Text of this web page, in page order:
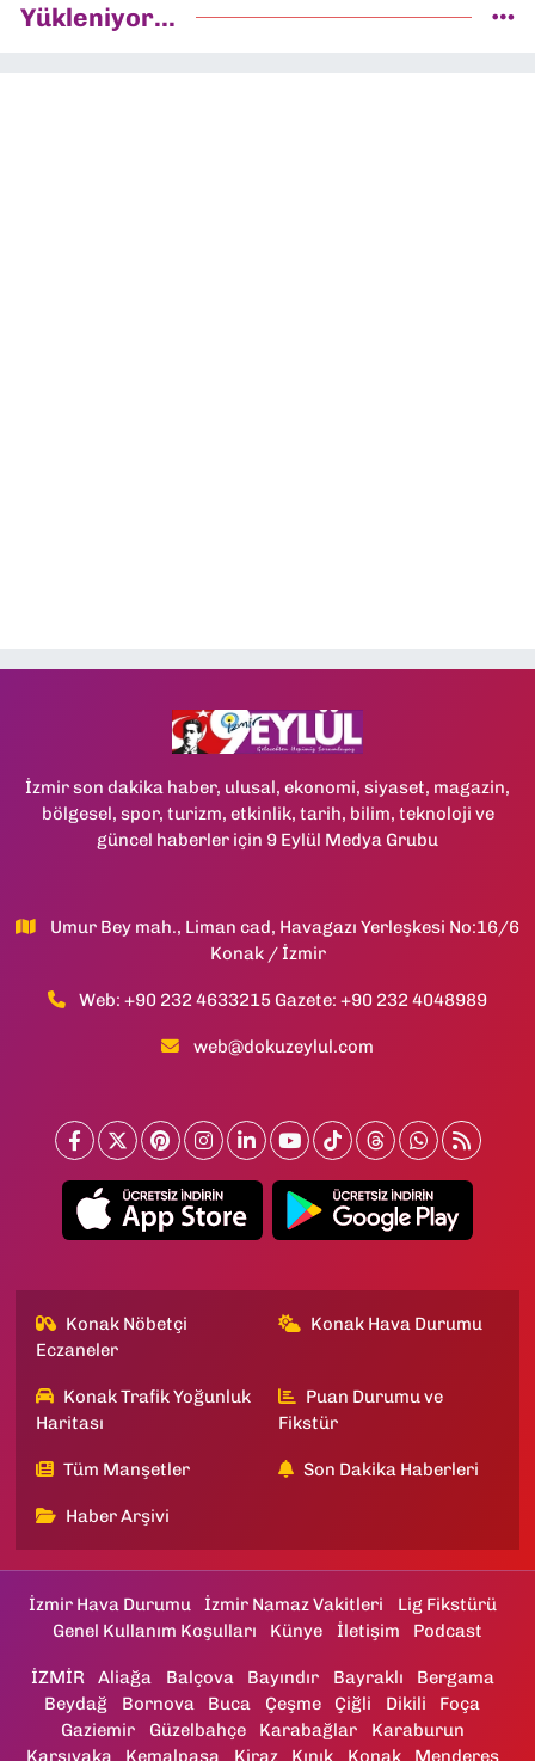
Yükleniyor...
İzmir son dakika haber, ulusal, ekonomi, siyaset, magazin,
bölgesel, spor, turizm, etkinlik, tarih, bilim, teknoloji ve
güncel haberler için 9 Eylül Medya Grubu
Umur Bey mah., Liman cad, Havagazı Yerleşkesi No:16/6
Konak / İzmir
Web: +90 232 4633215 Gazete: +90 232 4048989
web@dokuzeylul.com
Konak Nöbetçi
Eczaneler
Konak Hava Durumu
Konak Trafik Yoğunluk
Haritası
Puan Durumu ve
Fikstür
Tüm Manşetler Son Dakika Haberleri
Haber Arşivi
İzmir Hava Durumu İzmir Namaz Vakitleri
Lig Fikstürü
Genel Kullanım Koşulları
Künye İletişim Podcast
İZMİR Aliağa Balçova Bayındır Bayraklı
Bergama
Beydağ
Bornova Buca Çeşme Çiğli Dikili
Foça
Gaziemir
Güzelbahçe Karabağlar
Karaburun